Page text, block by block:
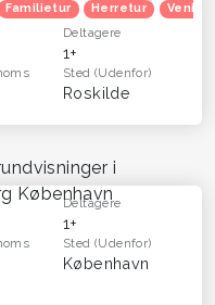
Familietur Herretur
Deltagere
1+
Sted(Udenfor)
Roskilde
i
København
Deltagere
1+
Sted(Udenfor)
København